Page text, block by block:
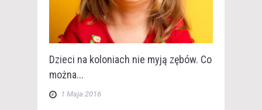
Dzieci na koloniach nie myją zębów. Co
można...
1 Maja 2016